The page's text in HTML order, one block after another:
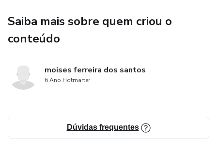
Saiba mais sobre quem criou o
conteúdo
moises ferreira dos santos
6 Ano Hotmarter
Dúvidas frequentes